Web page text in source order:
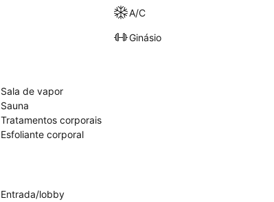
A/C
Ginásio
Sala de vapor
Sauna
Tratamentos corporais
Esfoliante corporal
Entrada/lobby